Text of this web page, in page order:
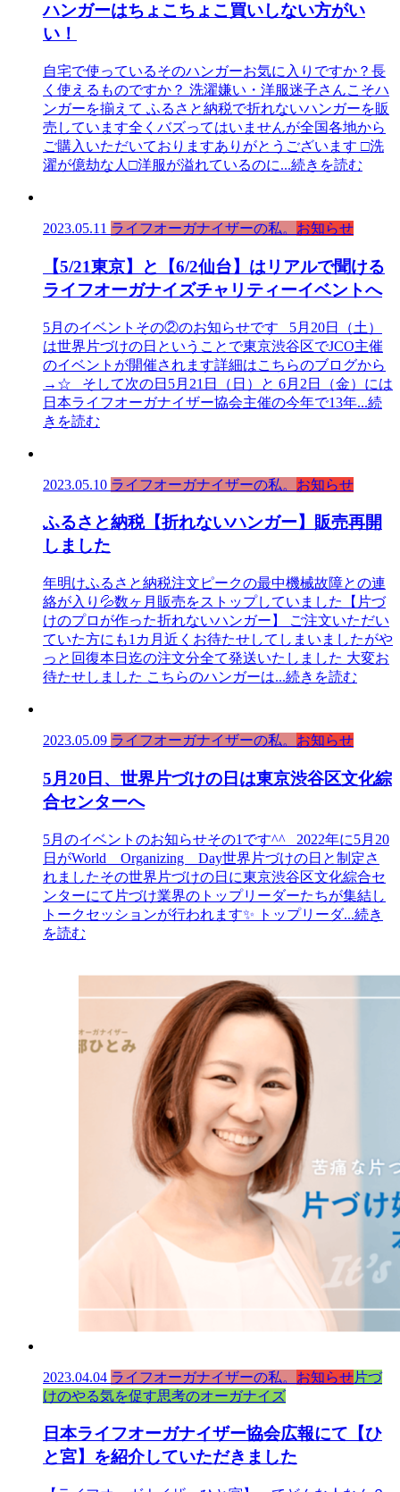
ハンガーはちょこちょこ買いしない方がい
い！
自宅で使っているそのハンガーお気に入りですか？長
く使えるものですか？ 洗濯嫌い・洋服迷子さんこそハ
ンガーを揃えて ふるさと納税で折れないハンガーを販
売しています全くバズってはいませんが全国各地から
ご購入いただいておりますありがとうございます □洗
濯が億劫な人□洋服が溢れているのに...続きを読む
2023.05.11 ライフオーガナイザーの私。 お知らせ
【5/21東京】と【6/2仙台】はリアルで聞ける
ライフオーガナイズチャリティーイベントへ
5月のイベントその②のお知らせです 5月20日（土）
は世界片づけの日ということで東京渋谷区でJCO主催
のイベントが開催されます詳細はこちらのブログから
→☆ そして次の日5月21日（日）と 6月2日（金）には
日本ライフオーガナイザー協会主催の今年で13年...続
きを読む
2023.05.10 ライフオーガナイザーの私。 お知らせ
ふるさと納税【折れないハンガー】販売再開
しました
年明けふるさと納税注文ピークの最中機械故障との連
絡が入り💦数ヶ月販売をストップしていました【片づ
けのプロが作った折れないハンガー】 ご注文いただい
ていた方にも1カ月近くお待たせしてしまいましたがや
っと回復本日迄の注文分全て発送いたしました 大変お
待たせしました こちらのハンガーは...続きを読む
2023.05.09 ライフオーガナイザーの私。 お知らせ
5月20日、世界片づけの日は東京渋谷区文化綜
合センターへ
5月のイベントのお知らせその1です^^ 2022年に5月20
日がWorld Organizing Day世界片づけの日と制定さ
れましたその世界片づけの日に東京渋谷区文化綜合セ
ンターにて片づけ業界のトップリーダーたちが集結し
トークセッションが行われます✨ トップリーダ...続き
を読む
2023.04.04 ライフオーガナイザーの私。 お知らせ片づ
けのやる気を促す思考のオーガナイズ
日本ライフオーガナイザー協会広報にて【ひ
と宮】を紹介していただきました